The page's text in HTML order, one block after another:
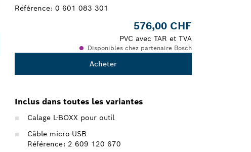
Référence: 0 601 083 301
576,00 CHF
PVC avec TAR et TVA
Disponibles chez partenaire Bosch
Acheter
Inclus dans toutes les variantes
Calage L-BOXX pour outil
Câble micro-USB
Référence: 2 609 120 670